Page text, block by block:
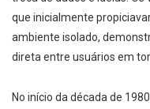
que inicialmente
ambiente isolado,
direta entre usuários em
No início da década de